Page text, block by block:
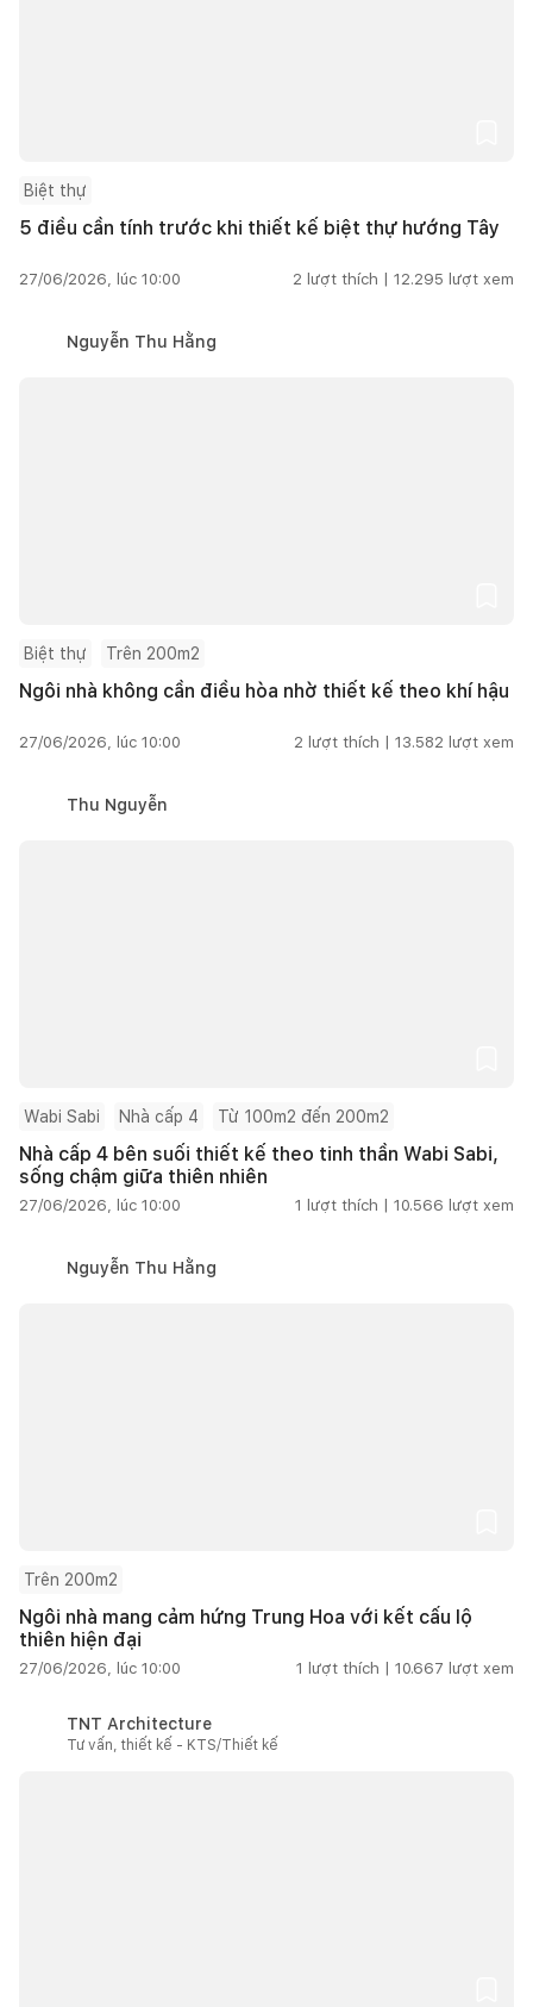
Biệt thự
5 điều cần tính trước khi thiết kế biệt thự hướng Tây
27/06/2026, lúc 10:00 2 lượt thích | 12.295 lượt xem
Nguyễn Thu Hằng
Biệt thự Trên 200m2
Ngôi nhà không cần điều hòa nhờ thiết kế theo khí hậu
27/06/2026, lúc 10:00 2 lượt thích | 13.582 lượt xem
Thu Nguyễn
Wabi Sabi Nhà cấp 4 Từ 100m2 đến 200m2
Nhà cấp 4 bên suối thiết kế theo tinh thần Wabi Sabi,
sống chậm giữa thiên nhiên
27/06/2026, lúc 10:00 1 lượt thích | 10.566 lượt xem
Nguyễn Thu Hằng
Trên 200m2
Ngôi nhà mang cảm hứng Trung Hoa với kết cấu lộ
thiên hiện đại
27/06/2026, lúc 10:00 1 lượt thích | 10.667 lượt xem
TNT Architecture
Tư vấn, thiết kế - KTS/Thiết kế